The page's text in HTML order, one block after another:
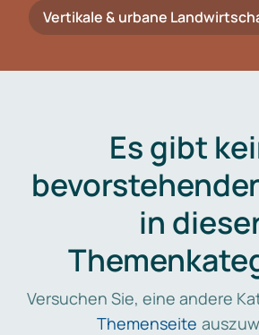
Vertikale & urbane
Es gibt
in
Versuchen Sie, eine andere
Themenseite